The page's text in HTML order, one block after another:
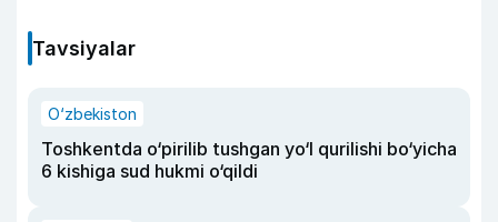
Tavsiyalar
O‘zbekiston
Toshkentda o‘pirilib tushgan yo‘l qurilishi bo‘yicha
6 kishiga sud hukmi o‘qildi